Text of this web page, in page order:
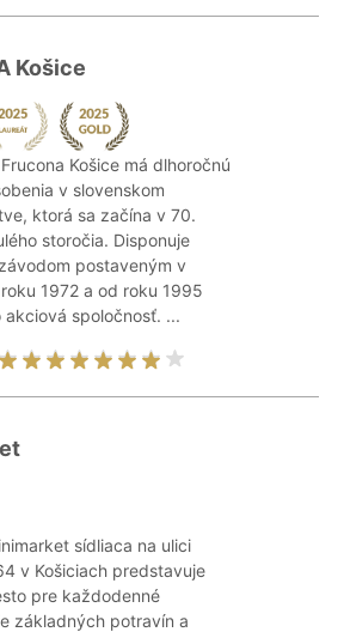
Košice
Košice má dlhoročnú
v slovenskom
ktorá sa začína v 70.
storočia. Disponuje
postaveným v
1972 a od roku 1995
akciová spoločnosť. ...
sídliaca na ulici
v Košiciach predstavuje
pre každodenné
základných potravín a